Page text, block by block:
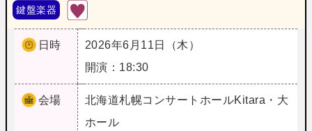
鍵盤楽器
日時
2026年6月11日（木）
開演：18:30
会場 北海道札幌コンサートホールKitara・大
ホール